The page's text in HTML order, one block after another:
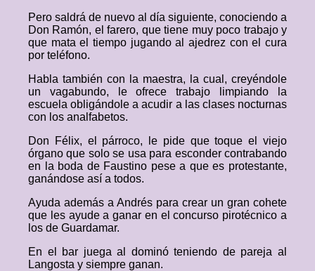
Pero saldrá de nuevo al día siguiente, conociendo a
Don Ramón, el farero, que tiene muy poco trabajo y
que mata el tiempo jugando al ajedrez con el cura
por teléfono.
Habla también con la maestra, la cual, creyéndole
un vagabundo, le ofrece trabajo limpiando la
escuela obligándole a acudir a las clases nocturnas
con los analfabetos.
Don Félix, el párroco, le pide que toque el viejo
órgano que solo se usa para esconder contrabando
en la boda de Faustino pese a que es protestante,
ganándose así a todos.
Ayuda además a Andrés para crear un gran cohete
que les ayude a ganar en el concurso pirotécnico a
los de Guardamar.
En el bar juega al dominó teniendo de pareja al
Langosta y siempre ganan.